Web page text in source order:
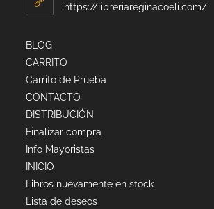
https://libreriareginacoeli.com/
BLOG
CARRITO
Carrito de Prueba
CONTACTO
DISTRIBUCIÓN
Finalizar compra
Info Mayoristas
INICIO
Libros nuevamente en stock
Lista de deseos